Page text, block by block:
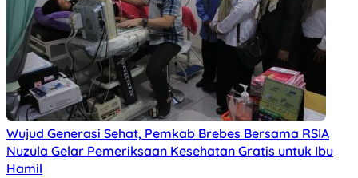
Wujud Generasi Sehat, Pemkab Brebes Bersama RSIA
Nuzula Gelar Pemeriksaan Kesehatan Gratis untuk Ibu
Hamil